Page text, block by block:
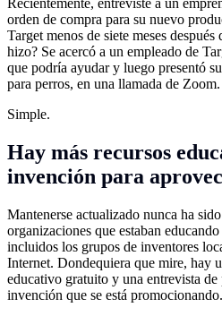
orden de compra para su nuevo
Target menos de siete meses
hizo? Se acercó a un empleado de
que podría ayudar y luego presentó
para perros, en una llamada de Zoom.
Simple.
Hay más recursos
invención para
Mantenerse actualizado nunca ha
organizaciones que estaban
incluidos los grupos de inventores
Internet. Dondequiera que mire, hay
educativo gratuito y una entrevista
invención que se está promocionando.